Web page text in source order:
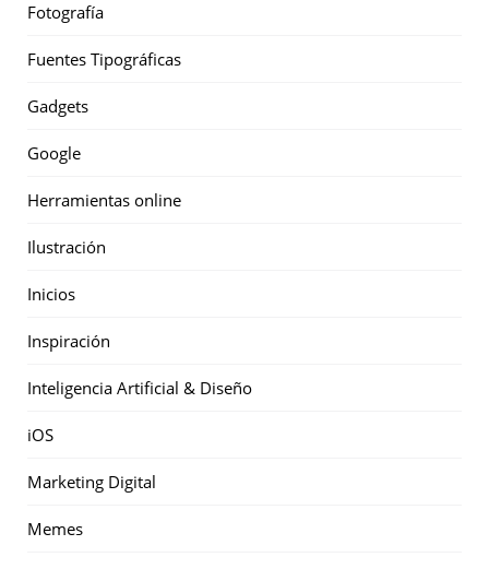
Fotografía
Fuentes Tipográficas
Gadgets
Google
Herramientas online
Ilustración
Inicios
Inspiración
Inteligencia Artificial & Diseño
iOS
Marketing Digital
Memes